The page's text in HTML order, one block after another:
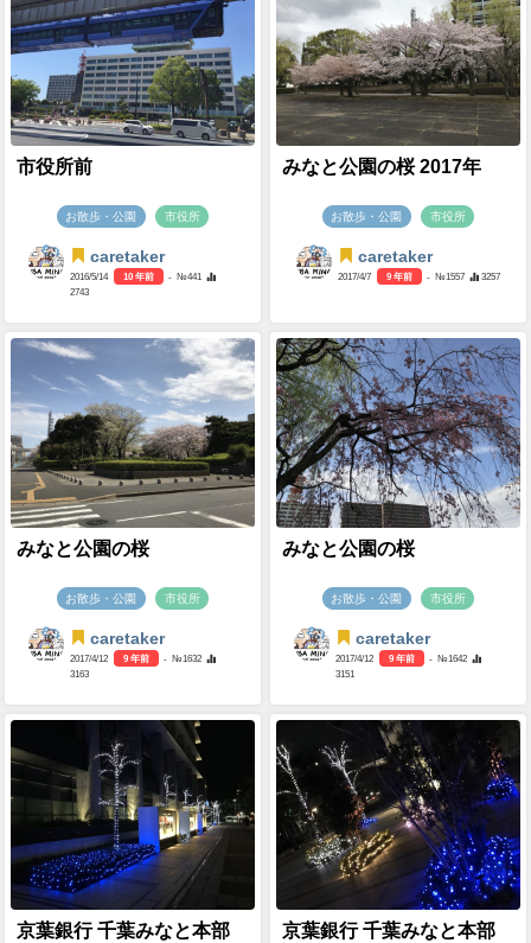
市役所前
お散歩・公園 市役所
caretaker
2016/5/14 10 年前
- №441
2743
みなと公園の桜 2017年
お散歩・公園 市役所
caretaker
2017/4/7 9 年前 - №1557 3257
みなと公園の桜
お散歩・公園 市役所
caretaker
2017/4/12 9 年前
- №1632
3163
みなと公園の桜
お散歩・公園 市役所
caretaker
2017/4/12 9 年前
- №1642
3151
京葉銀行 千葉みなと本部
京葉銀行 千葉みなと本部